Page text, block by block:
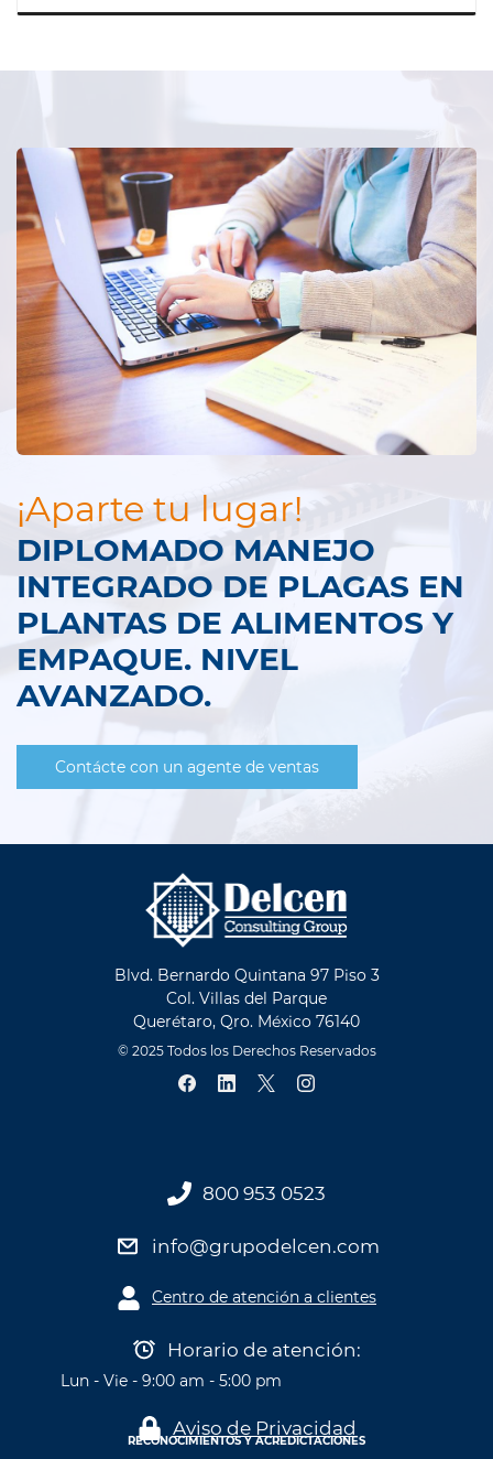
¡Aparte tu lugar!
DIPLOMADO MANEJO
INTEGRADO DE PLAGAS EN
PLANTAS DE ALIMENTOS Y
EMPAQUE. NIVEL
AVANZADO.
Contácte con un agente de ventas
Blvd. Bernardo Quintana 97 Piso 3
Col. Villas del Parque
Querétaro, Qro. México 76140
© 2025 Todos los Derechos Reservados
800 953 0523
info@grupodelcen.com
Centro de atención a clientes
Horario de atención:
Lun - Vie - 9:00 am - 5:00 pm
Aviso de Privacidad
RECONOCIMIENTOS Y ACREDICTACIONES